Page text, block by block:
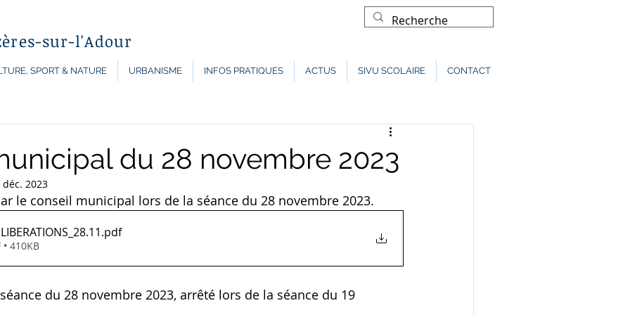
sur-l'Adour
SPORT & NATURE URBANISME INFOS PRATIQUES ACTUS SIVU SCOLAIRE CONTACT
du 28 novembre 2023
déc. 2023
le conseil municipal lors de la séance du 28 novembre 2023.
.pdf
410KB
du 28 novembre 2023, arrêté lors de la séance du 19